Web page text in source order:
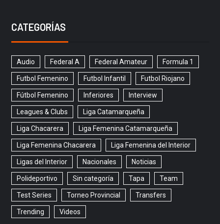
CATEGORÍAS
Audio Federal A Federal Amateur Formula 1
Futbol Femenino Futbol Infantil Futbol Riojano
Fútbol Femenino Inferiores Interview
Leagues & Clubs Liga Catamarqueña
Liga Chacarera Liga Femenina Catamarqueña
Liga Femenina Chacarera Liga Femenina del Interior
Ligas del Interior Nacionales Noticias
Polideportivo Sin categoría Tapa Team
Test Series Torneo Provincial Transfers
Trending Videos